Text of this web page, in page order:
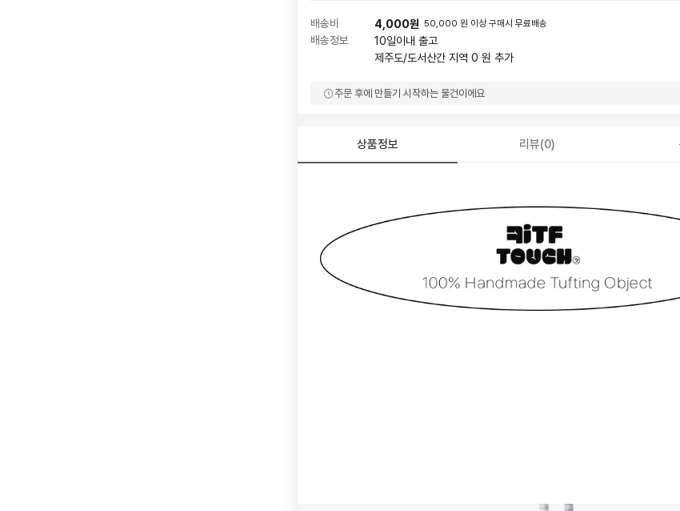
배송비 4,000원 50,000 원 이상 구매시 무료배송
배송정보 10일이내 출고
제주도/도서산간 지역 0 원 추가
주문 후에 만들기 시작하는 물건이에요
상품정보 리뷰(0)